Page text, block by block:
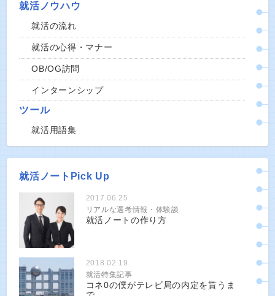
就活ノウハウ
就活の流れ
就活の心得・マナー
OB/OG訪問
インターンシップ
ツール
就活用語集
就活ノートPick Up
2017.06.25
リアルな選考情報・体験談
就活ノートの作り方
2018.02.19
就活特集記事
コネ0の僕がテレビ局の内定を貰うま